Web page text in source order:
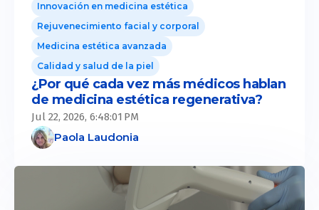
Innovación en medicina estética
Rejuvenecimiento facial y corporal
Medicina estética avanzada
Calidad y salud de la piel
¿Por qué cada vez más médicos hablan
de medicina estética regenerativa?
Jul 22, 2026, 6:48:01 PM
Paola Laudonia